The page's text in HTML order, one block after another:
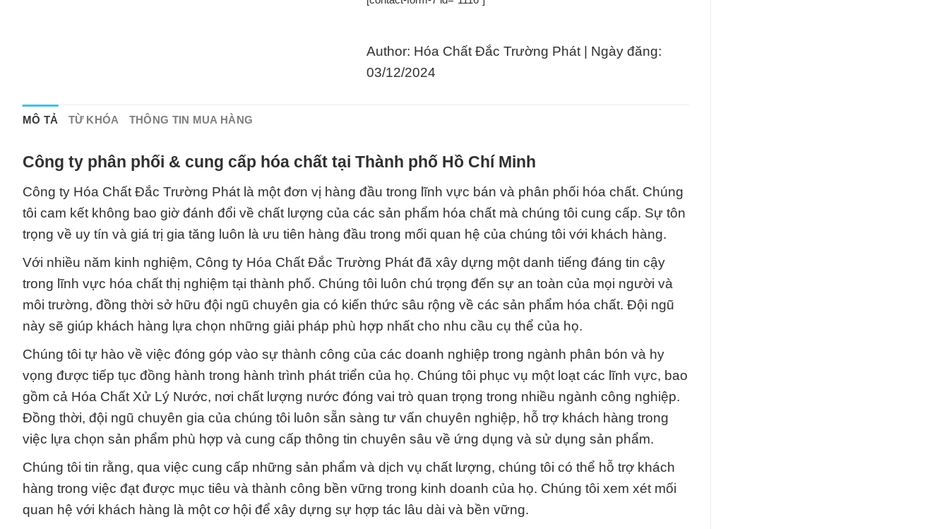
Author: Hóa Chất Đắc Trường Phát | Ngày đăng:
03/12/2024
MÔ TẢ TỪ KHÓA THÔNG TIN MUA HÀNG
Công ty phân phối & cung cấp hóa chất tại Thành phố Hồ Chí Minh
Công ty Hóa Chất Đắc Trường Phát là một đơn vị hàng đầu trong lĩnh vực bán và phân phối hóa chất. Chúng
tôi cam kết không bao giờ đánh đổi về chất lượng của các sản phẩm hóa chất mà chúng tôi cung cấp. Sự tôn
trọng về uy tín và giá trị gia tăng luôn là ưu tiên hàng đầu trong mối quan hệ của chúng tôi với khách hàng.
Với nhiều năm kinh nghiệm, Công ty Hóa Chất Đắc Trường Phát đã xây dựng một danh tiếng đáng tin cậy
trong lĩnh vực hóa chất thị nghiệm tại thành phố. Chúng tôi luôn chú trọng đến sự an toàn của mọi người và
môi trường, đồng thời sở hữu đội ngũ chuyên gia có kiến thức sâu rộng về các sản phẩm hóa chất. Đội ngũ
này sẽ giúp khách hàng lựa chọn những giải pháp phù hợp nhất cho nhu cầu cụ thể của họ.
Chúng tôi tự hào về việc đóng góp vào sự thành công của các doanh nghiệp trong ngành phân bón và hy
vọng được tiếp tục đồng hành trong hành trình phát triển của họ. Chúng tôi phục vụ một loạt các lĩnh vực, bao
gồm cả Hóa Chất Xử Lý Nước, nơi chất lượng nước đóng vai trò quan trọng trong nhiều ngành công nghiệp.
Đồng thời, đội ngũ chuyên gia của chúng tôi luôn sẵn sàng tư vấn chuyên nghiệp, hỗ trợ khách hàng trong
việc lựa chọn sản phẩm phù hợp và cung cấp thông tin chuyên sâu về ứng dụng và sử dụng sản phẩm.
Chúng tôi tin rằng, qua việc cung cấp những sản phẩm và dịch vụ chất lượng, chúng tôi có thể hỗ trợ khách
hàng trong việc đạt được mục tiêu và thành công bền vững trong kinh doanh của họ. Chúng tôi xem xét mối
quan hệ với khách hàng là một cơ hội để xây dựng sự hợp tác lâu dài và bền vững.